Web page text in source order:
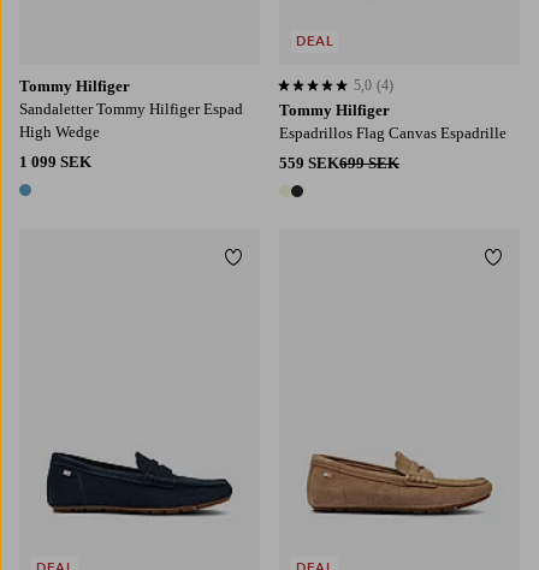
Tommy Hilfiger
Sandaletter Tommy Hilfiger Espad
High Wedge
1 099 SEK
1 färg
Tommy Hilfiger
Espadrillos Flag Canvas Espadrille
559 SEK699 SEK
2 färger
5,0 baserat på 4 st betyg
5,0 (4)
DEAL
Lägg till i favoriter